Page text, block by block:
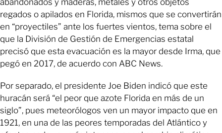
abandonados y maderas, metales y otros objetos
regados o apilados en Florida, mismos que se convertirán
en “proyectiles” ante los fuertes vientos, tema sobre el
que la División de Gestión de Emergencias estatal
precisó que esta evacuación es la mayor desde Irma, que
pegó en 2017, de acuerdo con ABC News.
Por separado, el presidente Joe Biden indicó que este
huracán será “el peor que azote Florida en más de un
siglo”, pues meteorólogos ven un mayor impacto que en
1921, en una de las peores temporadas del Atlántico y